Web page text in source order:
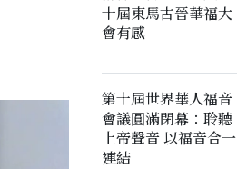
十屆東馬古晉華福大
會有感
第十屆世界華人福音
會議圓滿閉幕：聆聽
上帝聲音 以福音合一
連結